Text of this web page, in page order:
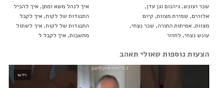
שכר ועונש, גיהנום וגן עדן,
אלוהים, שמירת מצוות, קיום
מצוות, אמיתות התורה, שכר נצחי,
עונש נצחי, לחזור
איך לנהל משא ומתן, איך להכיל
התנגדות של לקוח, איך לקבל
התנגדות של לקוח, איך לשתול
מחשבות, איך לקבל ל
הצעות נוספות שאולי תאהב
וידאו